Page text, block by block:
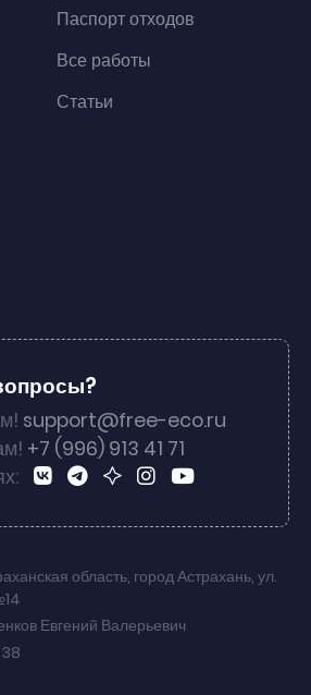
Паспорт отходов
Все работы
Статьи
support@free-eco.ru
+7 (996) 913 41 71
область, город Астрахань, ул.
Евгений Валерьевич